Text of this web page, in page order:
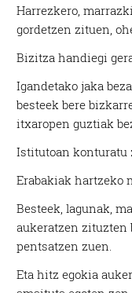
Harrezkero,
gordetzen zituen,
Bizitza handiegi
Igandetako jaka
besteek bere
itxaropen guztiak
Istitutoan konturatu
Erabakiak hartzeko
Besteek, lagunak,
aukeratzen zituzten
pentsatzen zuen.
Eta hitz egokia